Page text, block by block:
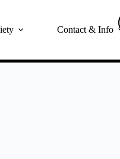
Contact & Info